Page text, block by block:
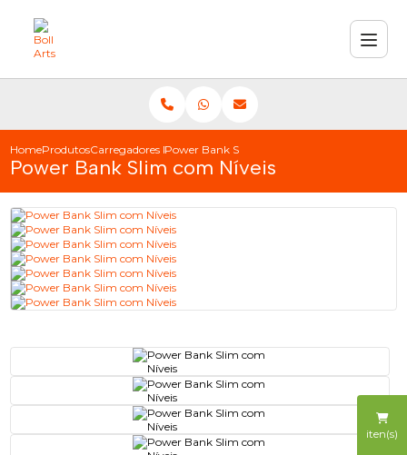
iten(s)
HomeProdutosCarregadores Power BankPower Bank Slim com Níveis
Power Bank Slim com Níveis